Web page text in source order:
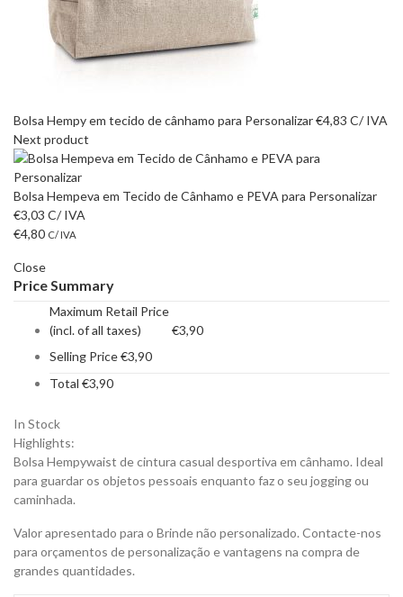
Bolsa Hempy em tecido de cânhamo para Personalizar€4,83 C/ IVA
Next product
Bolsa Hempeva em Tecido de Cânhamo e PEVA para Personalizar
€3,03 C/ IVA
€4,80 C/ IVA
Close
Price Summary
Maximum Retail Price
(incl. of all taxes)
€3,90
Selling Price€3,90
Total €3,90
In Stock
Highlights:
Bolsa Hempywaist de cintura casual desportiva em cânhamo. Ideal
para guardar os objetos pessoais enquanto faz o seu jogging ou
caminhada.
Valor apresentado para o Brinde não personalizado. Contacte-nos
para orçamentos de personalização e vantagens na compra de
grandes quantidades.